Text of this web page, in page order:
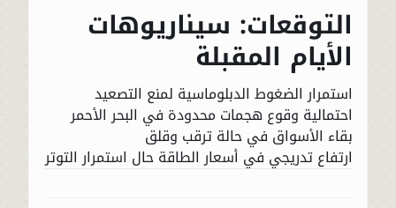
التوقعات: سيناريوهات
الأيام المقبلة
استمرار الضغوط الدبلوماسية لمنع التصعيد
احتمالية وقوع هجمات محدودة في البحر الأحمر
بقاء الأسواق في حالة ترقب وقلق
ارتفاع تدريجي في أسعار الطاقة حال استمرار التوتر